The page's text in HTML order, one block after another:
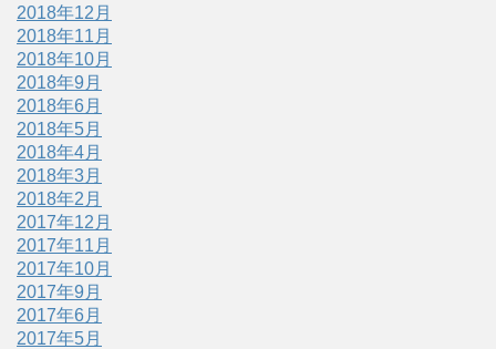
2018年12月
2018年11月
2018年10月
2018年9月
2018年6月
2018年5月
2018年4月
2018年3月
2018年2月
2017年12月
2017年11月
2017年10月
2017年9月
2017年6月
2017年5月